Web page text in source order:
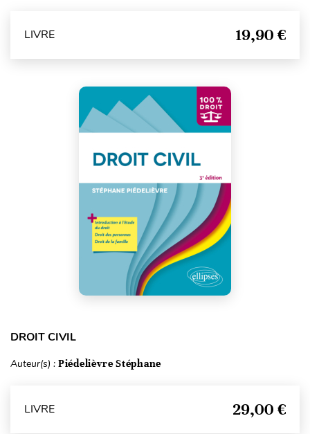
LIVRE 19,90 €
DROIT CIVIL
Auteur(s) : Piédelièvre Stéphane
LIVRE 29,00 €